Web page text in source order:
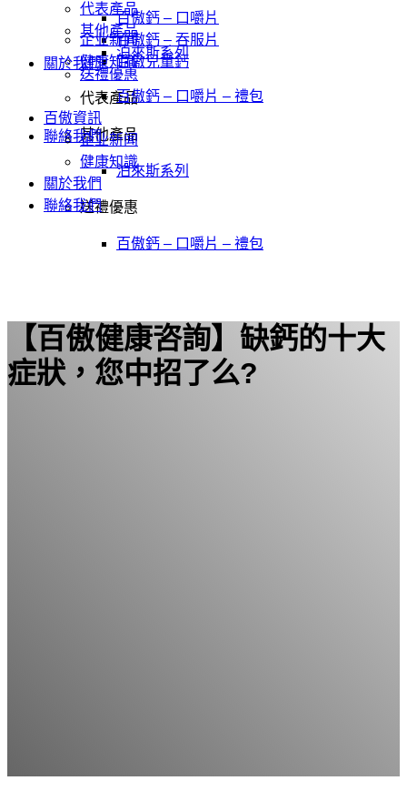
百傲鈣 – 口嚼片
百傲鈣 – 吞服片
百傲兒童鈣
代表產品
其他產品
泊來斯系列
送禮優惠
百傲鈣 – 口嚼片 – 禮包
企业新闻
健康知識
關於我們
聯絡我們
代表產品
其他產品
泊來斯系列
送禮優惠
百傲鈣 – 口嚼片 – 禮包
百傲資訊
企业新闻
健康知識
關於我們
聯絡我們
【百傲健康咨詢】缺鈣的十大
症狀，您中招了么?